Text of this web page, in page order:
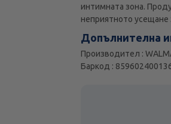
интимната зона.
неприятното усещане
Допълнителна
Производител :
Баркод :